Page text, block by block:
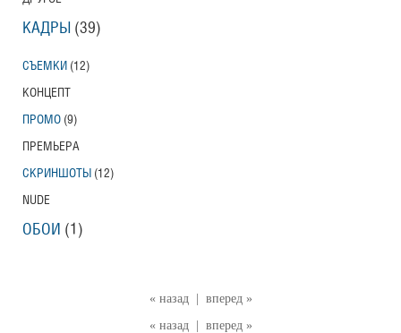
« назад
вперед »
« назад
вперед »
КАДРЫ (39)
СЪЕМКИ (12)
КОНЦЕПТ
ПРОМО (9)
ПРЕМЬЕРА
СКРИНШОТЫ (12)
NUDE
ОБОИ (1)